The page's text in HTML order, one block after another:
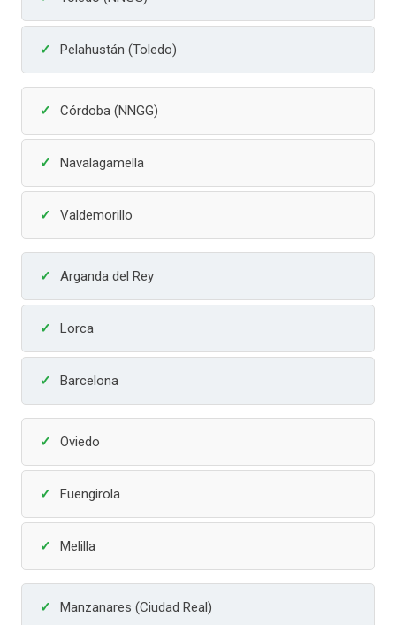
Pelahustán (Toledo)
Córdoba (NNGG)
Navalagamella
Valdemorillo
Arganda del Rey
Lorca
Barcelona
Oviedo
Fuengirola
Melilla
Manzanares (Ciudad Real)